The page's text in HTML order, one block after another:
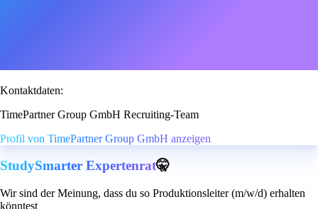
Kontaktdaten:
TimePartner Group GmbH Recruiting-Team
Profil von TimePartner Group GmbH anzeigen
StudySmarter Expertenrat🤫
Wir sind der Meinung, dass du so Produktionsleiter (m/w/d) erhalten
könntest